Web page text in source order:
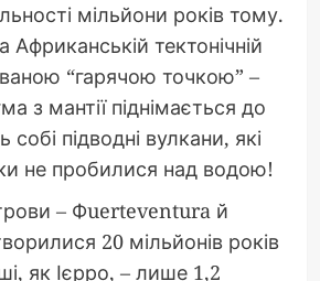
мільйони років тому.
тектонічній
“гарячою точкою” –
з мантії піднімається до
собі підводні вулкани, які
не пробилися над водою!
– Фuerteventura й
20 мільйонів років
як Ієрро, – лише 1,2